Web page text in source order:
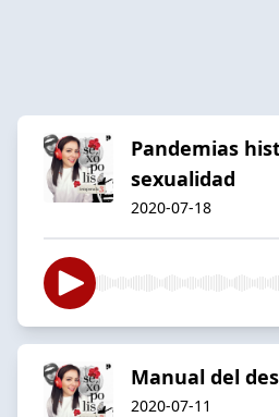
Pandemias
sexualidad
2020-07-18
Manual del
2020-07-11